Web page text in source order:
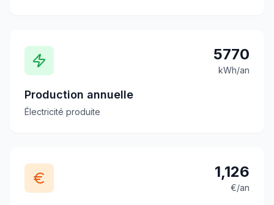
5770
kWh/an
Production annuelle
Électricité produite
1,126
€/an